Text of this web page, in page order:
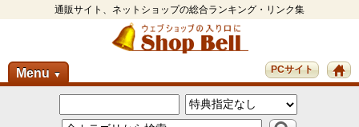
通販サイト、ネットショップの総合ランキング・リンク集
Menu ▼ PCサイト